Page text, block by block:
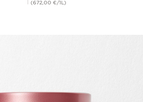
(672,00 €/1L)